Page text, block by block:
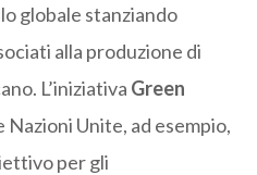
globale stanziando
alla produzione di
L’iniziativa Green
Nazioni Unite, ad esempio,
per gli